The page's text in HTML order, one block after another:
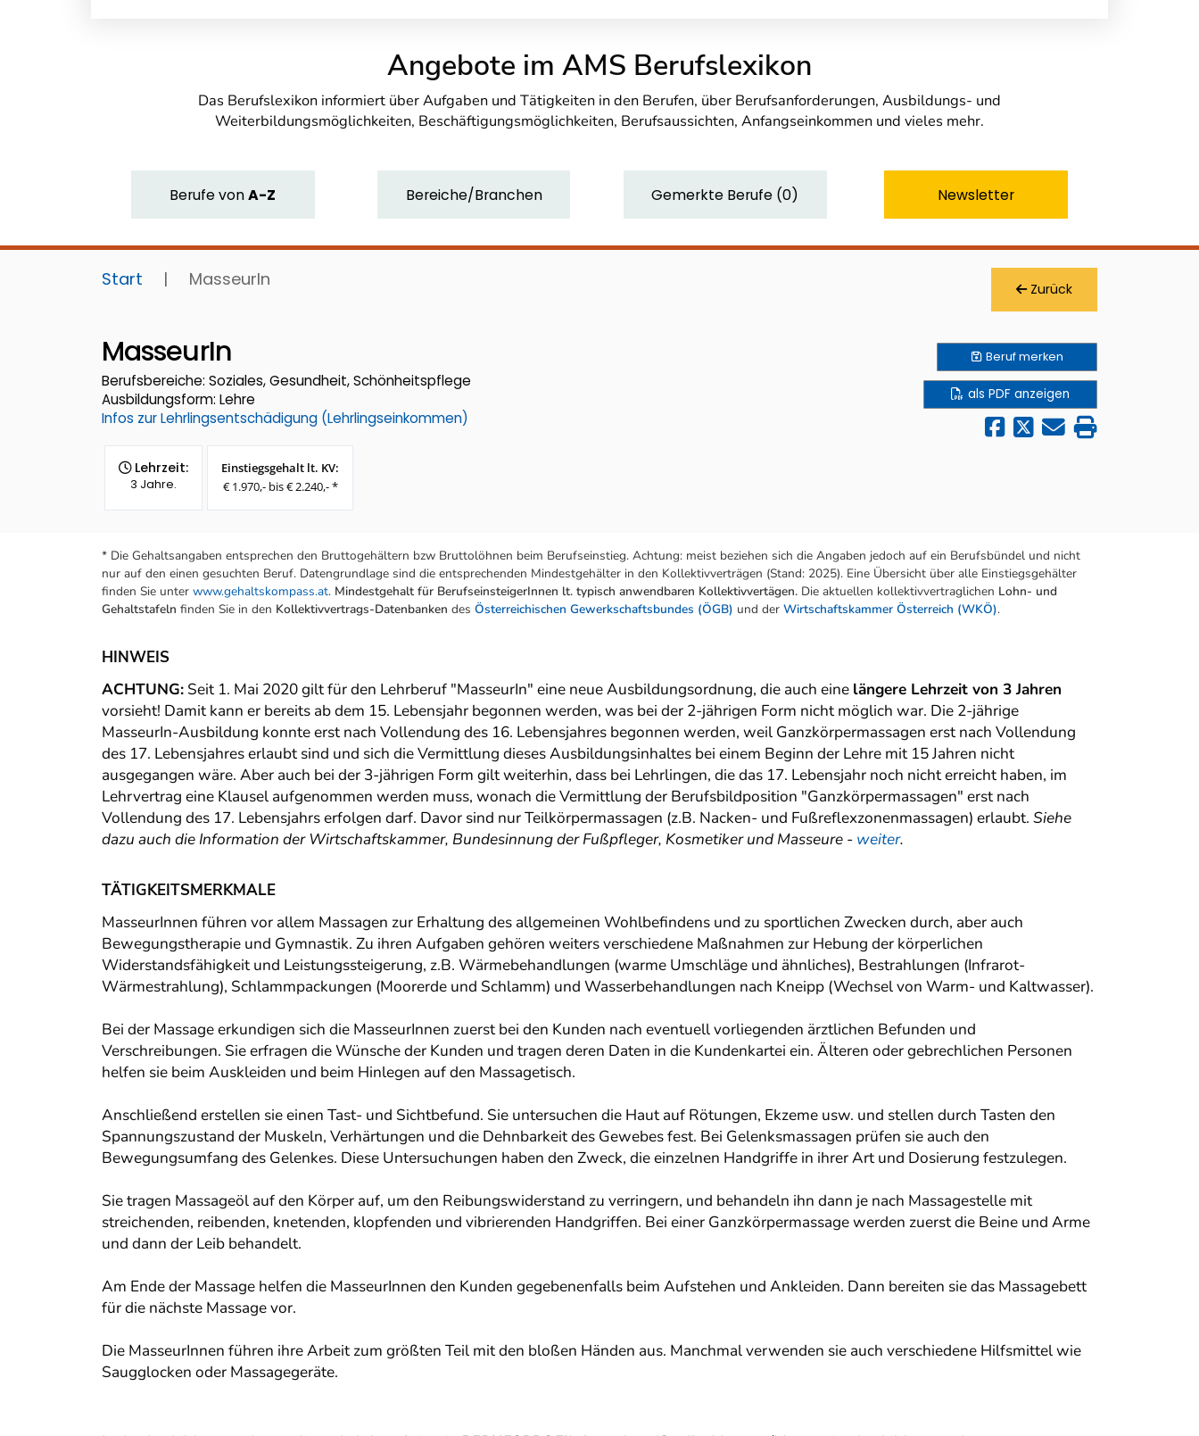
Angebote im AMS Berufslexikon
Das Berufslexikon informiert über Aufgaben und Tätigkeiten in den Berufen, über Berufsanforderungen, Ausbildungs- und
Weiterbildungsmöglichkeiten, Beschäftigungsmöglichkeiten, Berufsaussichten, Anfangseinkommen und vieles mehr.
BerufevonA-Z Bereiche/Branchen Gemerkte Berufe (0) Newsletter
Start | MasseurIn Zurück
MasseurIn
Berufsbereiche: Soziales, Gesundheit, Schönheitspflege
Ausbildungsform: Lehre
Infos zur Lehrlingsentschädigung (Lehrlingseinkommen)
Lehrzeit:
3 Jahre.
Einstiegsgehalt lt. KV:
€ 1.970,- bis € 2.240,- *
Berufmerken
als PDF anzeigen
* Die Gehaltsangaben entsprechen den Bruttogehältern bzw Bruttolöhnen beim Berufseinstieg. Achtung: meist beziehen sich die Angaben jedoch auf ein Berufsbündel und nicht
nur auf den einen gesuchten Beruf. Datengrundlage sind die entsprechenden Mindestgehälter in den Kollektivverträgen (Stand: 2025). Eine Übersicht über alle Einstiegsgehälter
finden Sie unter www.gehaltskompass.at. Mindestgehalt für BerufseinsteigerInnen lt. typisch anwendbaren Kollektivvertägen. Die aktuellen kollektivvertraglichen Lohn- und
Gehaltstafeln finden Sie in den Kollektivvertrags-Datenbanken des Österreichischen Gewerkschaftsbundes (ÖGB) und der Wirtschaftskammer Österreich (WKÖ).
HINWEIS
ACHTUNG: Seit 1. Mai 2020 gilt für den Lehrberuf "MasseurIn" eine neue Ausbildungsordnung, die auch eine längere Lehrzeit von 3 Jahren
vorsieht! Damit kann er bereits ab dem 15. Lebensjahr begonnen werden, was bei der 2-jährigen Form nicht möglich war. Die 2-jährige
MasseurIn-Ausbildung konnte erst nach Vollendung des 16. Lebensjahres begonnen werden, weil Ganzkörpermassagen erst nach Vollendung
des 17. Lebensjahres erlaubt sind und sich die Vermittlung dieses Ausbildungsinhaltes bei einem Beginn der Lehre mit 15 Jahren nicht
ausgegangen wäre. Aber auch bei der 3-jährigen Form gilt weiterhin, dass bei Lehrlingen, die das 17. Lebensjahr noch nicht erreicht haben, im
Lehrvertrag eine Klausel aufgenommen werden muss, wonach die Vermittlung der Berufsbildposition "Ganzkörpermassagen" erst nach
Vollendung des 17. Lebensjahrs erfolgen darf. Davor sind nur Teilkörpermassagen (z.B. Nacken- und Fußreflexzonenmassagen) erlaubt. Siehe
dazu auch die Information der Wirtschaftskammer, Bundesinnung der Fußpfleger, Kosmetiker und Masseure - weiter.
TÄTIGKEITSMERKMALE
MasseurInnen führen vor allem Massagen zur Erhaltung des allgemeinen Wohlbefindens und zu sportlichen Zwecken durch, aber auch
Bewegungstherapie und Gymnastik. Zu ihren Aufgaben gehören weiters verschiedene Maßnahmen zur Hebung der körperlichen
Widerstandsfähigkeit und Leistungssteigerung, z.B. Wärmebehandlungen (warme Umschläge und ähnliches), Bestrahlungen (Infrarot-
Wärmestrahlung), Schlammpackungen (Moorerde und Schlamm) und Wasserbehandlungen nach Kneipp (Wechsel von Warm- und Kaltwasser).
Bei der Massage erkundigen sich die MasseurInnen zuerst bei den Kunden nach eventuell vorliegenden ärztlichen Befunden und
Verschreibungen. Sie erfragen die Wünsche der Kunden und tragen deren Daten in die Kundenkartei ein. Älteren oder gebrechlichen Personen
helfen sie beim Auskleiden und beim Hinlegen auf den Massagetisch.
Anschließend erstellen sie einen Tast- und Sichtbefund. Sie untersuchen die Haut auf Rötungen, Ekzeme usw. und stellen durch Tasten den
Spannungszustand der Muskeln, Verhärtungen und die Dehnbarkeit des Gewebes fest. Bei Gelenksmassagen prüfen sie auch den
Bewegungsumfang des Gelenkes. Diese Untersuchungen haben den Zweck, die einzelnen Handgriffe in ihrer Art und Dosierung festzulegen.
Sie tragen Massageöl auf den Körper auf, um den Reibungswiderstand zu verringern, und behandeln ihn dann je nach Massagestelle mit
streichenden, reibenden, knetenden, klopfenden und vibrierenden Handgriffen. Bei einer Ganzkörpermassage werden zuerst die Beine und Arme
und dann der Leib behandelt.
Am Ende der Massage helfen die MasseurInnen den Kunden gegebenenfalls beim Aufstehen und Ankleiden. Dann bereiten sie das Massagebett
für die nächste Massage vor.
Die MasseurInnen führen ihre Arbeit zum größten Teil mit den bloßen Händen aus. Manchmal verwenden sie auch verschiedene Hilfsmittel wie
Saugglocken oder Massagegeräte.